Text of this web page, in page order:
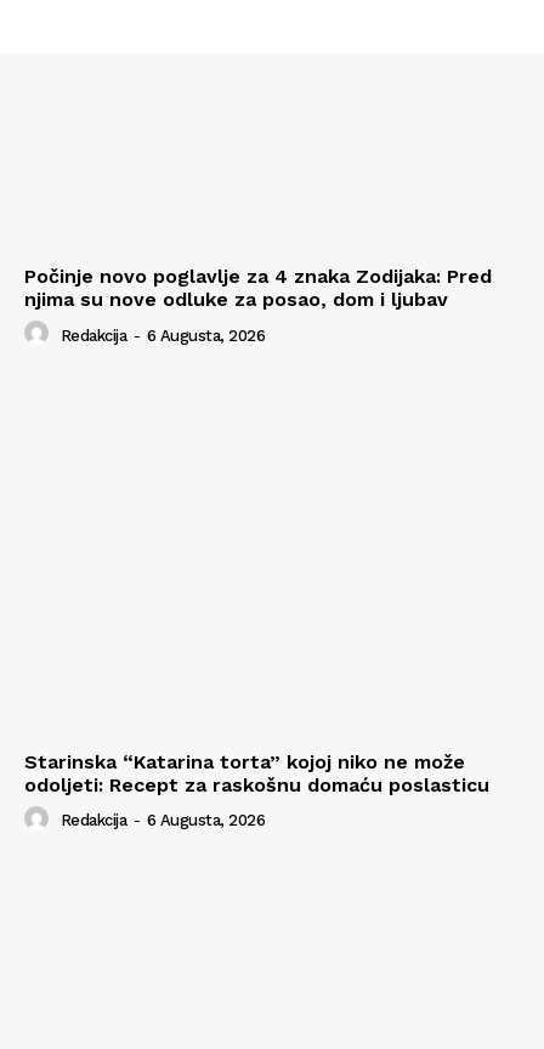
Počinje novo poglavlje za 4 znaka Zodijaka: Pred
njima su nove odluke za posao, dom i ljubav
Redakcija - 6 Augusta, 2026
Starinska “Katarina torta” kojoj niko ne može
odoljeti: Recept za raskošnu domaću poslasticu
Redakcija - 6 Augusta, 2026